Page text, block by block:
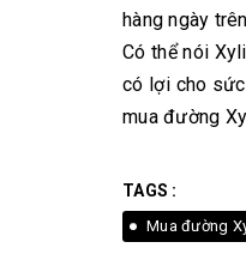
hàng ngày
Có thể nói
có lợi cho
mua đường
TAGS :
Mua đường